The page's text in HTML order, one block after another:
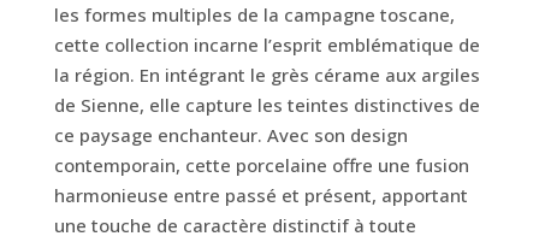
les formes multiples de la campagne toscane,
cette collection incarne l’esprit emblématique de
la région. En intégrant le grès cérame aux argiles
de Sienne, elle capture les teintes distinctives de
ce paysage enchanteur. Avec son design
contemporain, cette porcelaine offre une fusion
harmonieuse entre passé et présent, apportant
une touche de caractère distinctif à toute